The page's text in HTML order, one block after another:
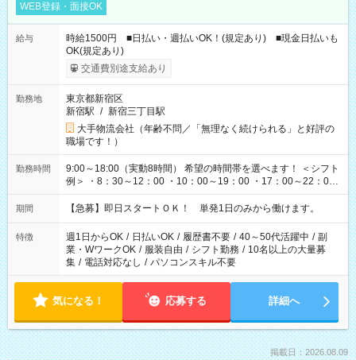
WEB登録・面接OK
給与
時給1500円 ■日払い・週払いOK！(規定あり) ■現金日払いも
OK(規定あり)
交通費別途支給あり
勤務地
東京都新宿区
新宿駅 / 新宿三丁目駅
大手物流会社（年齢不問／「無理なく続けられる」と好評の
職場です！）
勤務時間
9:00～18:00（実動8時間） 希望の時間帯を選べます！ ＜シフト
例＞ ・8：30～12：00 ・10：00～19：00 ・17：00～22：00
・13：00～22：00 ・22：00～翌6：00 など
期間 【急募】即日スタートＯＫ！ 単発1日のみから働けます。
特徴 週1日からOK / 日払いOK / 履歴書不要 / 40～50代活躍中 / 副
業・WワークOK / 服装自由 / シフト勤務 / 10名以上の大量募
集 / 電話対応なし / パソコンスキル不要
気になる！ 応募する 詳細へ
掲載日：2026.08.09